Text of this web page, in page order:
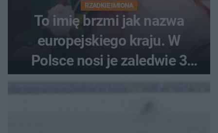
RZADKIE IMIONA
To imię brzmi jak nazwa
europejskiego kraju. W
Polsce nosi je zaledwie 3
kobiety